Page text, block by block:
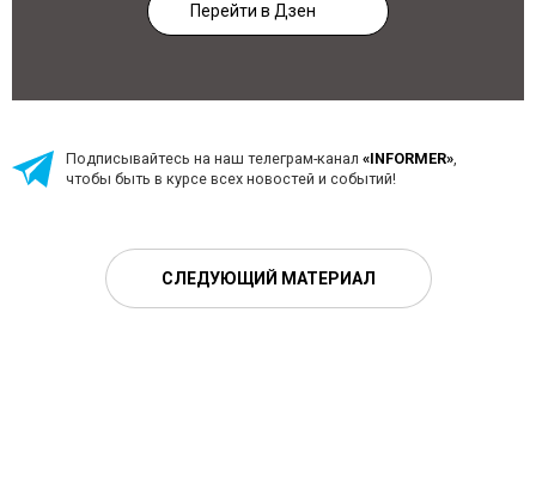
Перейти в Дзен
Подписывайтесь на наш телеграм-канал «INFORMER»,
чтобы быть в курсе всех новостей и событий!
СЛЕДУЮЩИЙ МАТЕРИАЛ